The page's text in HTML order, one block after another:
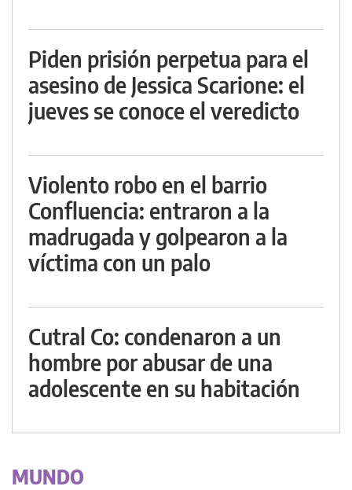
Piden prisión perpetua para el
asesino de Jessica Scarione: el
jueves se conoce el veredicto
Violento robo en el barrio
Confluencia: entraron a la
madrugada y golpearon a la
víctima con un palo
Cutral Co: condenaron a un
hombre por abusar de una
adolescente en su habitación
MUNDO